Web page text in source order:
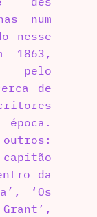
num
nesse
1863,
pelo
de
da
‘Os